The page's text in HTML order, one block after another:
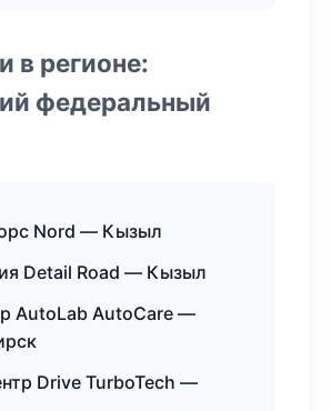
в регионе:
федеральный
Nord — Кызыл
Detail Road — Кызыл
AutoLab AutoCare —
Drive TurboTech —